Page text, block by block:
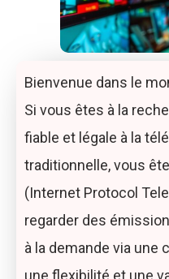
Bienvenue dans le
Si vous êtes à la
fiable et légale à la
traditionnelle, vous
(Internet Protocol
regarder des
à la demande via une
une flexibilité et une